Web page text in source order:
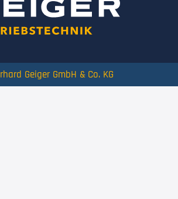
Geiger GmbH & Co. KG